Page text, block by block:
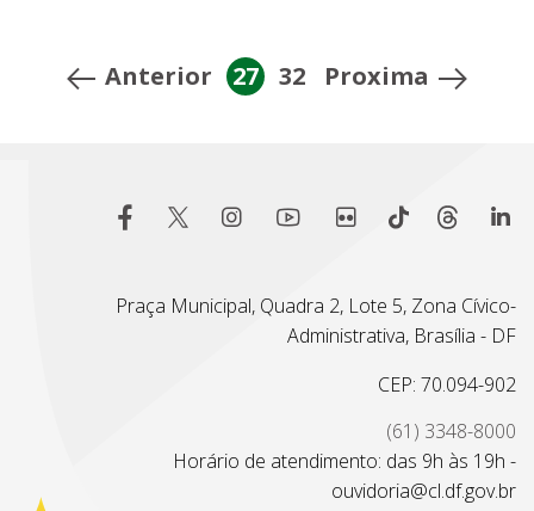
Anterior 27 32 Proxima
Praça Municipal, Quadra 2, Lote 5, Zona Cívico-
Administrativa, Brasília - DF
CEP: 70.094-902
(61) 3348-8000
Horário de atendimento: das 9h às 19h -
ouvidoria@cl.df.gov.br